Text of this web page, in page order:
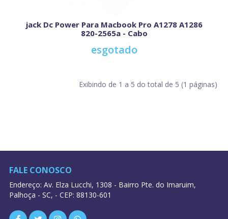
jack Dc Power Para Macbook Pro A1278 A1286
820-2565a - Cabo
esgotado
Exibindo de 1 a 5 do total de 5 (1 páginas)
FALE CONOSCO
Endereço: Av. Elza Lucchi, 1308 - Bairro Pte. do Imaruim,
Palhoça - SC, - CEP: 88130-601